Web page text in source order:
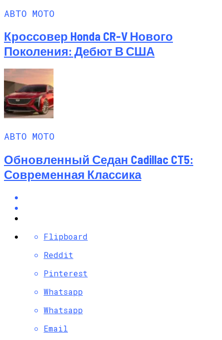
АВТО МОТО
Кроссовер Honda CR-V Нового
Поколения: Дебют В США
АВТО МОТО
Обновленный Седан Cadillac CT5:
Современная Классика
Flipboard
Reddit
Pinterest
Whatsapp
Whatsapp
Email